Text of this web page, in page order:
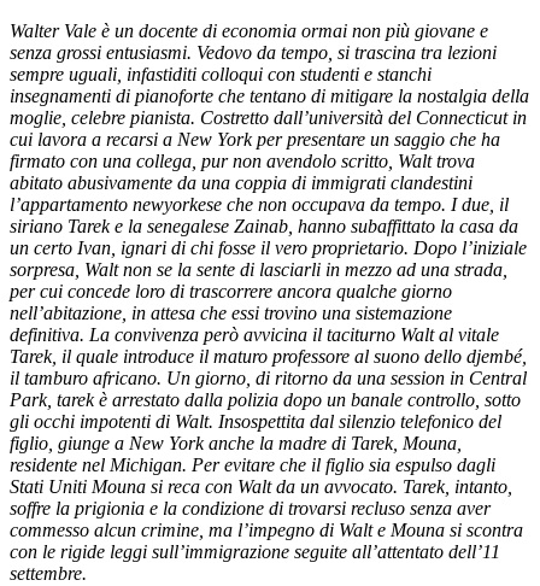
Walter Vale è un docente di economia ormai non più giovane e
senza grossi entusiasmi. Vedovo da tempo, si trascina tra lezioni
sempre uguali, infastiditi colloqui con studenti e stanchi
insegnamenti di pianoforte che tentano di mitigare la nostalgia della
moglie, celebre pianista. Costretto dall’università del Connecticut in
cui lavora a recarsi a New York per presentare un saggio che ha
firmato con una collega, pur non avendolo scritto, Walt trova
abitato abusivamente da una coppia di immigrati clandestini
l’appartamento newyorkese che non occupava da tempo. I due, il
siriano Tarek e la senegalese Zainab, hanno subaffittato la casa da
un certo Ivan, ignari di chi fosse il vero proprietario. Dopo l’iniziale
sorpresa, Walt non se la sente di lasciarli in mezzo ad una strada,
per cui concede loro di trascorrere ancora qualche giorno
nell’abitazione, in attesa che essi trovino una sistemazione
definitiva. La convivenza però avvicina il taciturno Walt al vitale
Tarek, il quale introduce il maturo professore al suono dello djembé,
il tamburo africano. Un giorno, di ritorno da una session in Central
Park, tarek è arrestato dalla polizia dopo un banale controllo, sotto
gli occhi impotenti di Walt. Insospettita dal silenzio telefonico del
figlio, giunge a New York anche la madre di Tarek, Mouna,
residente nel Michigan. Per evitare che il figlio sia espulso dagli
Stati Uniti Mouna si reca con Walt da un avvocato. Tarek, intanto,
soffre la prigionia e la condizione di trovarsi recluso senza aver
commesso alcun crimine, ma l’impegno di Walt e Mouna si scontra
con le rigide leggi sull’immigrazione seguite all’attentato dell’11
settembre.